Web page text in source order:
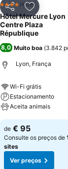
PartilharAdicionar
4 EstrelasHotel
Hôtel Mercure Lyon
Centre Plaza
République
8,0 Muito boa (3.842
Lyon, França
Wi-Fi grátis
Estacionamento
Aceita animais
Ver preços
de € 95
Consulte os preços de
sites
Ver preços